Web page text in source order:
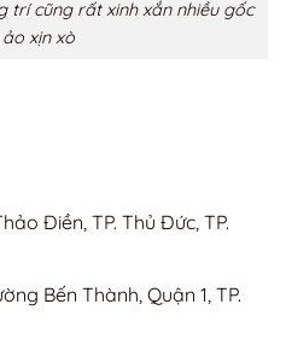
trí cũng rất xinh xắn nhiều gốc
xịn xò
Điền, TP. Thủ Đức, TP.
Bến Thành, Quận 1, TP.